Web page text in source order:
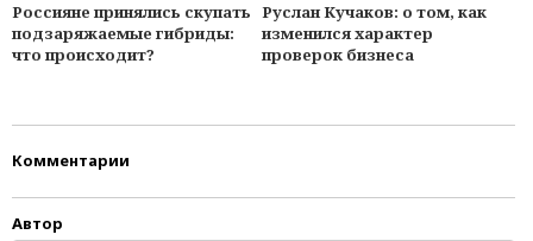
Россияне принялись скупать
подзаряжаемые гибриды:
что происходит?
Руслан Кучаков: о том, как
изменился характер
проверок бизнеса
Комментарии
Автор